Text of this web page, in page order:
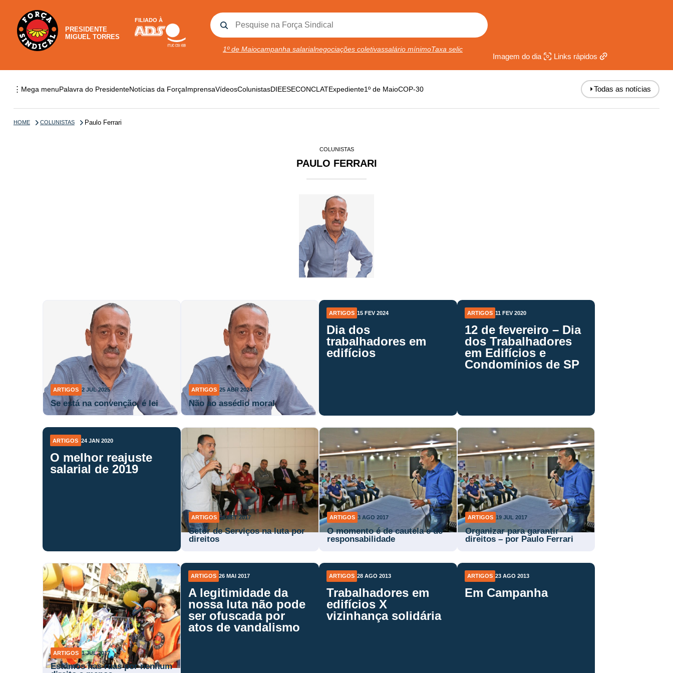
PRESIDENTE
MIGUEL TORRES
FILIADO À
1º de Maiocampanha salarialnegociações coletivassalário mínimoTaxa selic
Imagem do dia Links rápidos
⋮ Mega menuPalavra do PresidenteNotícias da ForçaImprensaVídeosColunistasDIEESECONCLATExpediente1º de MaioCOP-30 ⏵Todas as notícias
HOME COLUNISTAS Paulo Ferrari
COLUNISTAS
PAULO FERRARI
ARTIGOS 2 JUL 2025
Se está na convenção, é lei
ARTIGOS 25 ABR 2024
Não ao assédio moral
ARTIGOS 15 FEV 2024
Dia dos
trabalhadores em
edifícios
ARTIGOS 11 FEV 2020
12 de fevereiro – Dia
dos Trabalhadores
em Edifícios e
Condomínios de SP
ARTIGOS 24 JAN 2020
O melhor reajuste
salarial de 2019
ARTIGOS 26 SET 2017
Setor de Serviços na luta por
direitos
ARTIGOS 3 AGO 2017
O momento é de cautela e de
responsabilidade
ARTIGOS 19 JUL 2017
Organizar para garantir
direitos – por Paulo Ferrari
ARTIGOS 1 JUL 2017
Estamos nas ruas por nenhum
ARTIGOS 26 MAI 2017
A legitimidade da
nossa luta não pode
ser ofuscada por
atos de vandalismo
ARTIGOS 28 AGO 2013
Trabalhadores em
edifícios X
vizinhança solidária
ARTIGOS 23 AGO 2013
Em Campanha